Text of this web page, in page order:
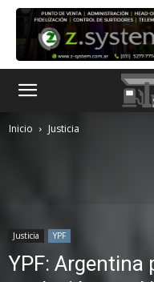
Inicio Justicia
Justicia YPF
YPF: Argentina